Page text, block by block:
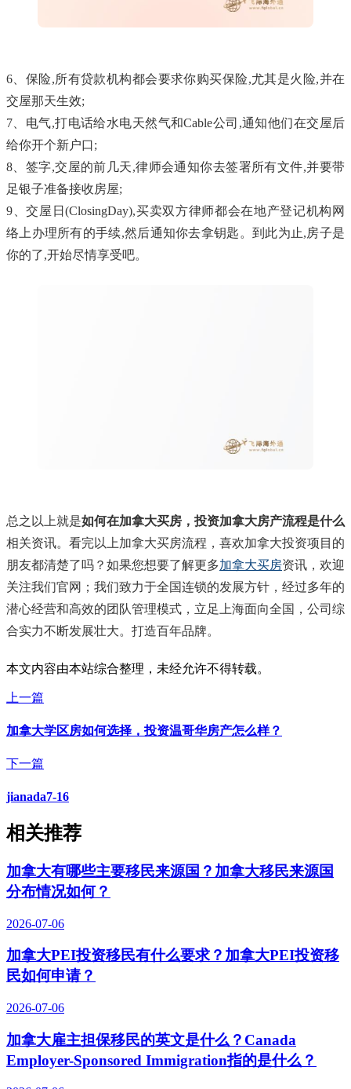
6、保险,所有贷款机构都会要求你购买保险,尤其是火险,并在
交屋那天生效;
7、电气,打电话给水电天然气和Cable公司,通知他们在交屋后
给你开个新户口;
8、签字,交屋的前几天,律师会通知你去签署所有文件,并要带
足银子准备接收房屋;
9、交屋日(ClosingDay),买卖双方律师都会在地产登记机构网
络上办理所有的手续,然后通知你去拿钥匙。到此为止,房子是
你的了,开始尽情享受吧。
总之以上就是如何在加拿大买房，投资加拿大房产流程是什么
相关资讯。看完以上加拿大买房流程，喜欢加拿大投资项目的
朋友都清楚了吗？如果您想要了解更多加拿大买房资讯，欢迎
关注我们官网；我们致力于全国连锁的发展方针，经过多年的
潜心经营和高效的团队管理模式，立足上海面向全国，公司综
合实力不断发展壮大。打造百年品牌。
本文内容由本站综合整理，未经允许不得转载。
上一篇
加拿大学区房如何选择，投资温哥华房产怎么样？
下一篇
jianada7-16
相关推荐
加拿大有哪些主要移民来源国？加拿大移民来源国
分布情况如何？
2026-07-06
加拿大PEI投资移民有什么要求？加拿大PEI投资移
民如何申请？
2026-07-06
加拿大雇主担保移民的英文是什么？Canada
Employer-Sponsored Immigration指的是什么？